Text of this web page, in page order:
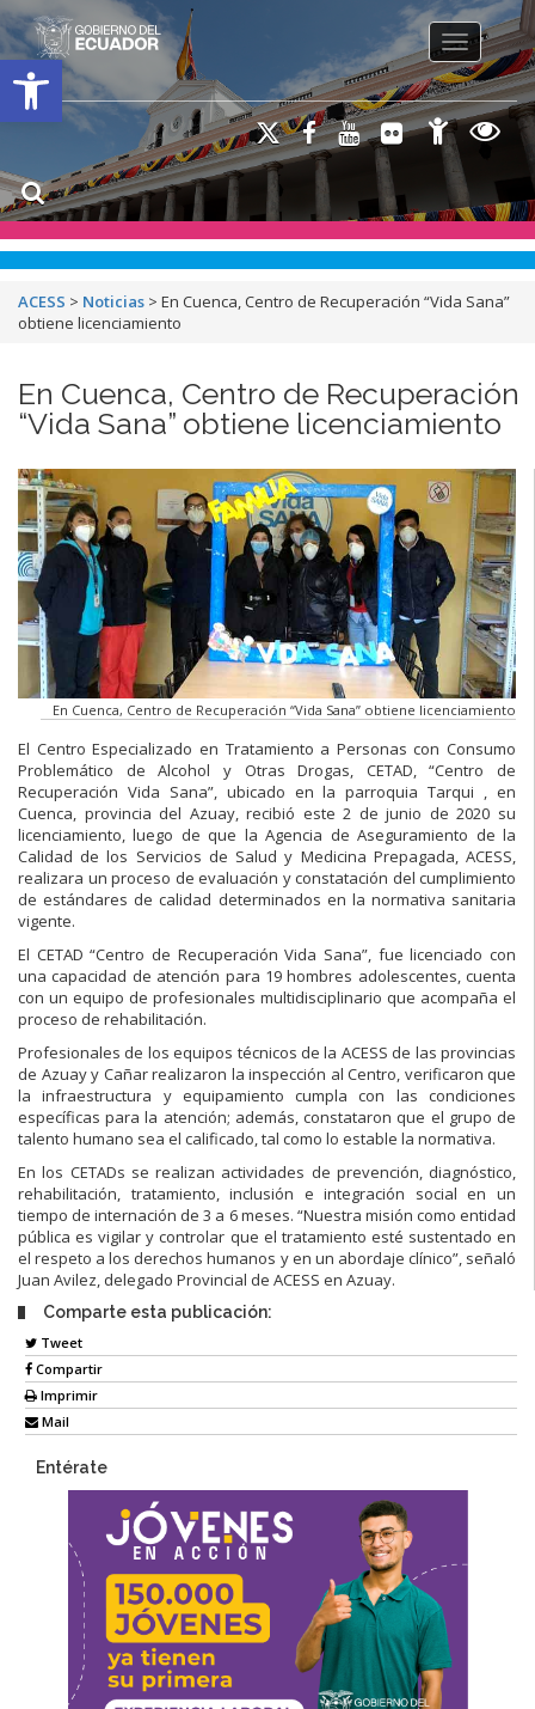
Open toolbar
Toggle
ACESS > Noticias > En Cuenca, Centro de Recuperación “Vida Sana”
obtiene licenciamiento
En Cuenca, Centro de Recuperación
“Vida Sana” obtiene licenciamiento
En Cuenca, Centro de Recuperación “Vida Sana” obtiene licenciamiento
El Centro Especializado en Tratamiento a Personas con Consumo
Problemático de Alcohol y Otras Drogas, CETAD, “Centro de
Recuperación Vida Sana”, ubicado en la parroquia Tarqui , en
Cuenca, provincia del Azuay, recibió este 2 de junio de 2020 su
licenciamiento, luego de que la Agencia de Aseguramiento de la
Calidad de los Servicios de Salud y Medicina Prepagada, ACESS,
realizara un proceso de evaluación y constatación del cumplimiento
de estándares de calidad determinados en la normativa sanitaria
vigente.
El CETAD “Centro de Recuperación Vida Sana”, fue licenciado con
una capacidad de atención para 19 hombres adolescentes, cuenta
con un equipo de profesionales multidisciplinario que acompaña el
proceso de rehabilitación.
Profesionales de los equipos técnicos de la ACESS de las provincias
de Azuay y Cañar realizaron la inspección al Centro, verificaron que
la infraestructura y equipamiento cumpla con las condiciones
específicas para la atención; además, constataron que el grupo de
talento humano sea el calificado, tal como lo estable la normativa.
En los CETADs se realizan actividades de prevención, diagnóstico,
rehabilitación, tratamiento, inclusión e integración social en un
tiempo de internación de 3 a 6 meses. “Nuestra misión como entidad
pública es vigilar y controlar que el tratamiento esté sustentado en
el respeto a los derechos humanos y en un abordaje clínico”, señaló
Juan Avilez, delegado Provincial de ACESS en Azuay.
Comparte esta publicación:
Tweet
Compartir
Imprimir
Mail
Entérate